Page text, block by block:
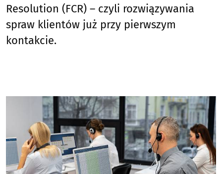
Resolution (FCR) – czyli rozwiązywania
spraw klientów już przy pierwszym
kontakcie.